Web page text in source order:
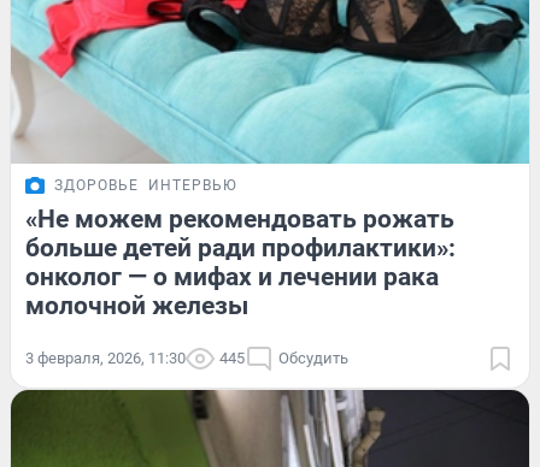
ЗДОРОВЬЕ ИНТЕРВЬЮ
«Не можем рекомендовать рожать
больше детей ради профилактики»:
онколог — о мифах и лечении рака
молочной железы
3 февраля, 2026, 11:30 445 Обсудить